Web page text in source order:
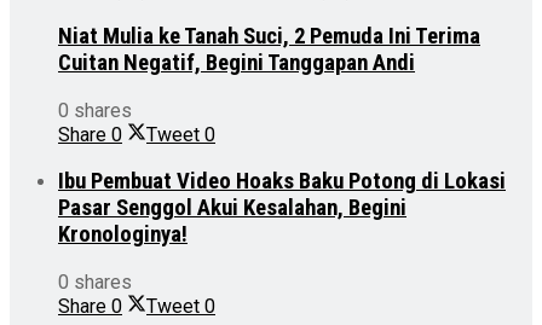
Niat Mulia ke Tanah Suci, 2 Pemuda Ini Terima
Cuitan Negatif, Begini Tanggapan Andi
0 shares
Share 0 Tweet 0
Ibu Pembuat Video Hoaks Baku Potong di Lokasi
Pasar Senggol Akui Kesalahan, Begini
Kronologinya!
0 shares
Share 0 Tweet 0